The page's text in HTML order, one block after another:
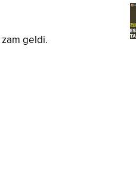
geldi.